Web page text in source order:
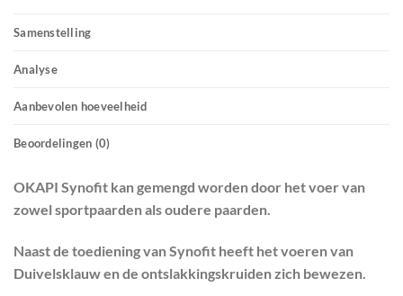
Samenstelling
Analyse
Aanbevolen hoeveelheid
Beoordelingen (0)
OKAPI Synofit kan gemengd worden door het voer van
zowel sportpaarden als oudere paarden.
Naast de toediening van Synofit heeft het voeren van
Duivelsklauw en de ontslakkingskruiden zich bewezen.